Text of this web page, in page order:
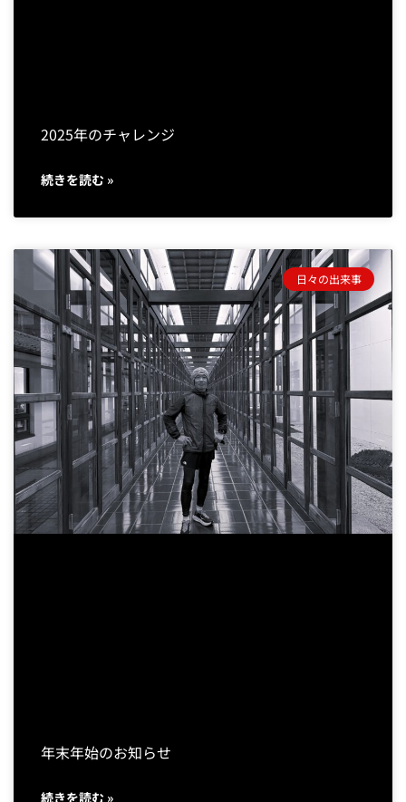
2025年のチャレンジ
続きを読む »
日々の出来事
年末年始のお知らせ
続きを読む »